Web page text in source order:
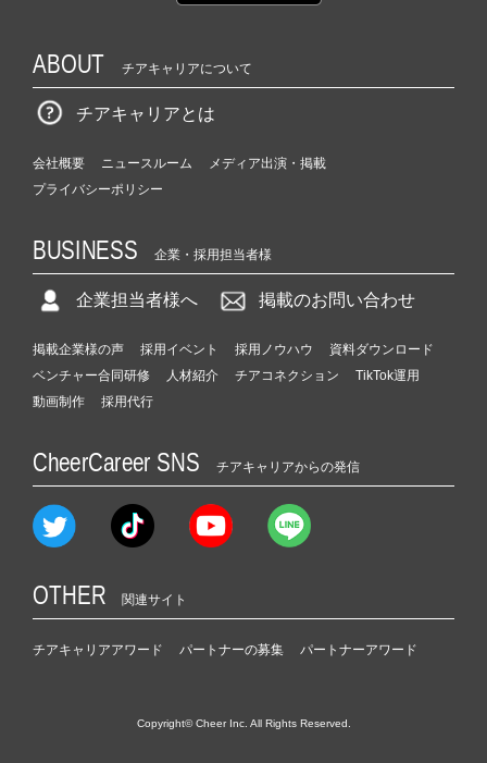
ABOUT チアキャリアについて
チアキャリアとは
会社概要 ニュースルーム
メディア出演・掲載
プライバシーポリシー
BUSINESS 企業・採用担当者様
企業担当者様へ 掲載のお問い合わせ
掲載企業様の声 採用イベント 採用ノウハウ
資料ダウンロード
ベンチャー合同研修
人材紹介 チアコネクション
TikTok運用
動画制作
採用代行
CheerCareer SNS チアキャリアからの発信
OTHER 関連サイト
チアキャリアアワード パートナーの募集 パートナーアワード
Copyright© Cheer Inc. All Rights Reserved.